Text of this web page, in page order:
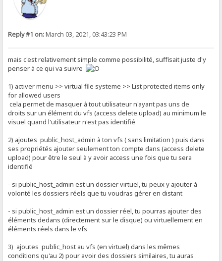
Reply #1 on:March 03, 2021, 03:43:23 PM
mais c'est relativement simple comme possibilité, suffisait juste d'y
penser à ce qui va suivre
1) activer menu >> virtual file systeme >> List protected items only
for allowed users
cela permet de masquer à tout utilisateur n'ayant pas uns de
droits sur un élément du vfs (access delete upload) au minimum le
visuel quand l'utilisateur n'est pas identifié
2) ajoutes public_host_admin à ton vfs ( sans limitation ) puis dans
ses propriétés ajouter seulement ton compte dans (access delete
upload) pour être le seul à y avoir access une fois que tu sera
identifié
- si public_host_admin est un dossier virtuel, tu peux y ajouter à
volonté les dossiers réels que tu voudras gérer en distant
- si public_host_admin est un dossier réel, tu pourras ajouter des
éléments dedans (directement sur le disque) ou virtuellement en
éléments réels dans le vfs
3) ajoutes public_host au vfs (en virtuel) dans les mêmes
conditions qu'au 2) pour avoir des dossiers similaires, tu auras